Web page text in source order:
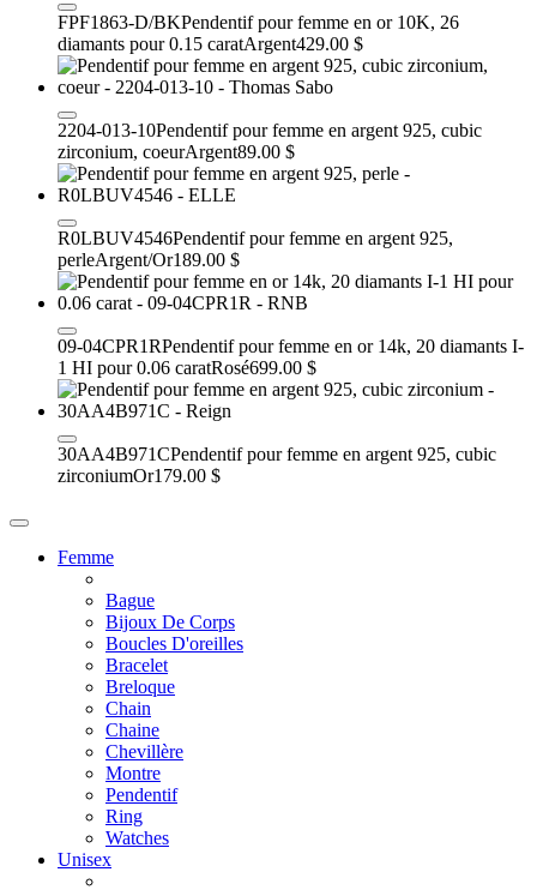
FPF1863-D/BKPendentif pour femme en or 10K, 26
diamants pour 0.15 caratArgent429.00 $
2204-013-10Pendentif pour femme en argent 925, cubic
zirconium, coeurArgent89.00 $
R0LBUV4546Pendentif pour femme en argent 925,
perleArgent/Or189.00 $
09-04CPR1RPendentif pour femme en or 14k, 20 diamants I-
1 HI pour 0.06 caratRosé699.00 $
30AA4B971CPendentif pour femme en argent 925, cubic
zirconiumOr179.00 $
Femme
Bague
Bijoux De Corps
Boucles D'oreilles
Bracelet
Breloque
Chain
Chaine
Chevillère
Montre
Pendentif
Ring
Watches
Unisex